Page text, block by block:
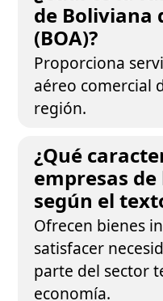
de Boliviana
(BOA)?
Proporciona
aéreo comercial
región.
¿Qué
empresas
según el
Ofrecen bienes
satisfacer
parte del sector
economía.